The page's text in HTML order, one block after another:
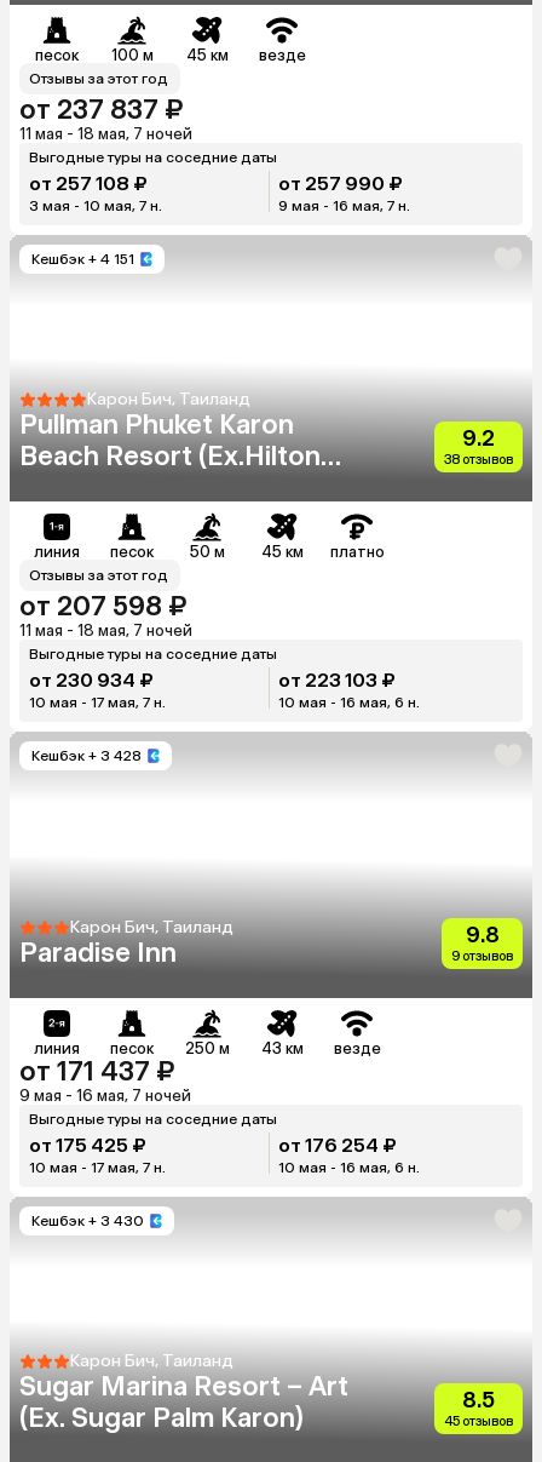
Phuket Karon Beach)
песок 100 м 45 км везде
Отзывы за этот год
от 237 837 ₽
11 мая - 18 мая, 7 ночей
Выгодные туры на соседние даты
от 257 108 ₽
3 мая - 10 мая, 7 н.
от 257 990 ₽
9 мая - 16 мая, 7 н.
Кешбэк + 4 151
Карон Бич, Таиланд
Pullman Phuket Karon
Beach Resort (Ex.Hilton
Spa)
9.2
38 отзывов
линия песок 50 м 45 км платно
Отзывы за этот год
от 207 598 ₽
11 мая - 18 мая, 7 ночей
Выгодные туры на соседние даты
от 230 934 ₽
10 мая - 17 мая, 7 н.
от 223 103 ₽
10 мая - 16 мая, 6 н.
Кешбэк + 3 428
Карон Бич, Таиланд
Paradise Inn
9.8
9 отзывов
линия песок 250 м 43 км везде
от 171 437 ₽
9 мая - 16 мая, 7 ночей
Выгодные туры на соседние даты
от 175 425 ₽
10 мая - 17 мая, 7 н.
от 176 254 ₽
10 мая - 16 мая, 6 н.
Кешбэк + 3 430
Карон Бич, Таиланд
Sugar Marina Resort – Art
(Ex. Sugar Palm Karon)
8.5
45 отзывов